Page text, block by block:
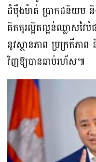
ដ៏ម៉ឹងម៉ាត់ ប្រាកដនិយម
គិតគូរល្អិតល្អន់ឈ្លាសវៃបំ
នូវស្ថានភាព ប្រក្រតីភ
វិញឱ្យបានឆាប់រហ័ស៕